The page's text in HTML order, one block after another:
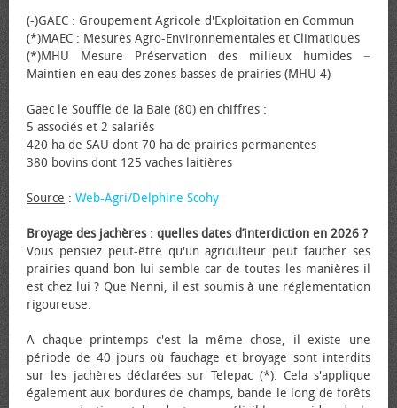
(-)GAEC : Groupement Agricole d'Exploitation en Commun
(*)MAEC : Mesures Agro-Environnementales et Climatiques
(*)MHU Mesure Préservation des milieux humides −
Maintien en eau des zones basses de prairies (MHU 4)
Gaec le Souffle de la Baie (80) en chiffres :
5 associés et 2 salariés
420 ha de SAU dont 70 ha de prairies permanentes
380 bovins dont 125 vaches laitières
Source : Web-Agri/Delphine Scohy
Broyage des jachères : quelles dates d’interdiction en 2026 ?
Vous pensiez peut-être qu'un agriculteur peut faucher ses
prairies quand bon lui semble car de toutes les manières il
est chez lui ? Que Nenni, il est soumis à une réglementation
rigoureuse.
A chaque printemps c'est la même chose, il existe une
période de 40 jours où fauchage et broyage sont interdits
sur les jachères déclarées sur Telepac (*). Cela s'applique
également aux bordures de champs, bande le long de forêts